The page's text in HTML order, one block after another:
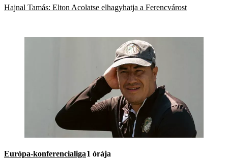
Hajnal Tamás: Elton Acolatse elhagyhatja a Ferencvárost
Európa-konferencialiga1 órája